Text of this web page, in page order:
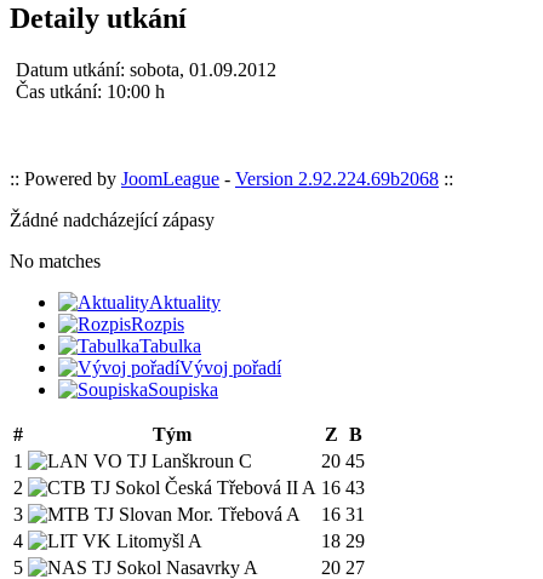
Detaily utkání
Datum utkání: sobota, 01.09.2012
Čas utkání: 10:00 h
:: Powered by JoomLeague - Version 2.92.224.69b2068 ::
Žádné nadcházející zápasy
No matches
Aktuality
Rozpis
Tabulka
Vývoj pořadí
Soupiska
# Tým Z B
1
VO TJ Lanškroun C 20 45
2
TJ Sokol Česká Třebová II A 16 43
3
TJ Slovan Mor. Třebová A 16 31
4
VK Litomyšl A 18 29
5
TJ Sokol Nasavrky A 20 27